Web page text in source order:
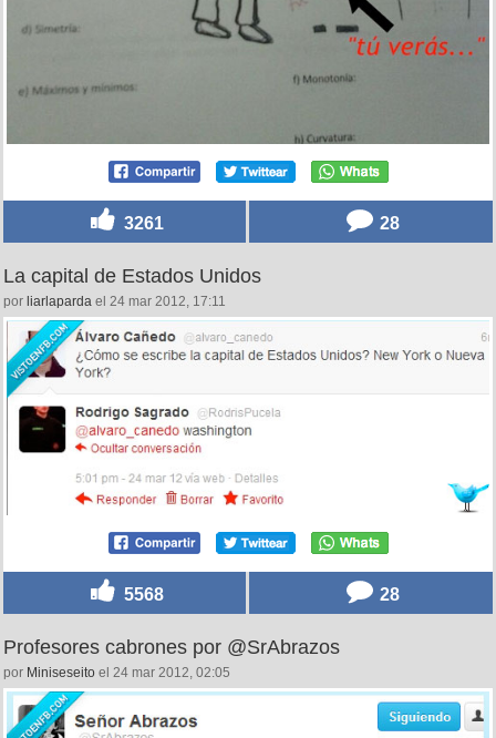
3261 28
La capital de Estados Unidos
por liarlaparda el 24 mar 2012, 17:11
5568 28
Profesores cabrones por @SrAbrazos
por Miniseseito el 24 mar 2012, 02:05